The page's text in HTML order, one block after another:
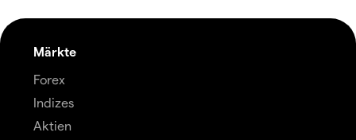
Märkte
Forex
Indizes
Aktien